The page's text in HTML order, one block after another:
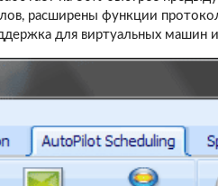
расширены функции
для виртуальных машин